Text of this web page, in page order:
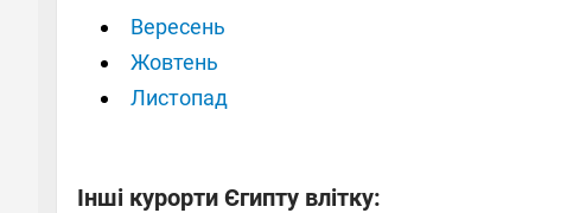
Вересень
Жовтень
Листопад
Інші курорти Єгипту влітку: